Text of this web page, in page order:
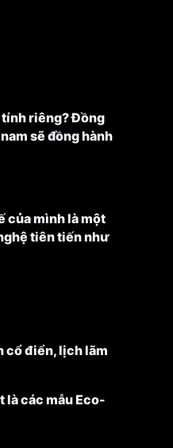
tính riêng? Đồng
sẽ đồng hành
của mình là một
tiên tiến như
cổ điển, lịch lãm
là các mẫu Eco-